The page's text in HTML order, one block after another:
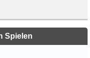
Spielen